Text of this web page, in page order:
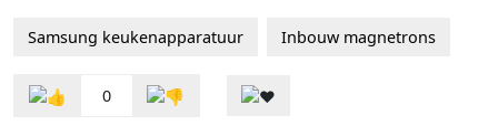
Samsung keukenapparatuur Inbouw magnetrons
0